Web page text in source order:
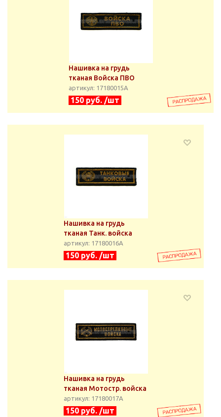
Нашивка на грудь
тканая Войска ПВО
артикул: 17180015А
150 руб. /шт
Нашивка на грудь
тканая Танк. войска
артикул: 17180016А
150 руб. /шт
Нашивка на грудь
тканая Мотостр. войска
артикул: 17180017А
150 руб. /шт